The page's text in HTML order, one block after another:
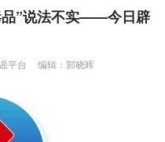
品”说法不实——今日辟
平台 编辑：郭晓晖